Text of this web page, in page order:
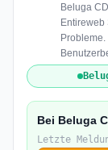
Beluga
Bei Beluga
Letzte